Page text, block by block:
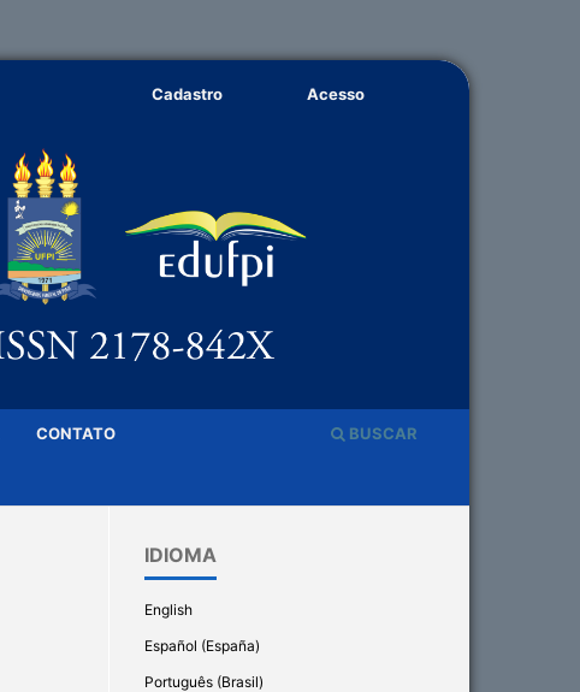
CONTATO BUSCAR
Cadastro Acesso
IDIOMA
English
Español (España)
Português (Brasil)